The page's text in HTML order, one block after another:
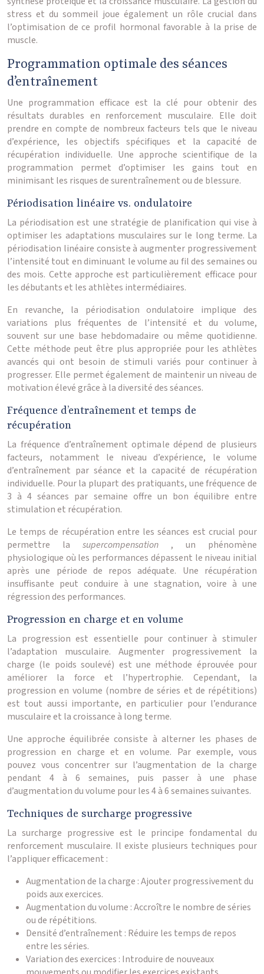
stress et du sommeil joue également un rôle crucial dans
l’optimisation de ce profil hormonal favorable à la prise de
muscle.
Programmation optimale des séances
d’entraînement
Une programmation efficace est la clé pour obtenir des
résultats durables en renforcement musculaire. Elle doit
prendre en compte de nombreux facteurs tels que le niveau
d’expérience, les objectifs spécifiques et la capacité de
récupération individuelle. Une approche scientifique de la
programmation permet d’optimiser les gains tout en
minimisant les risques de surentraînement ou de blessure.
Périodisation linéaire vs. ondulatoire
La périodisation est une stratégie de planification qui vise à
optimiser les adaptations musculaires sur le long terme. La
périodisation linéaire consiste à augmenter progressivement
l’intensité tout en diminuant le volume au fil des semaines ou
des mois. Cette approche est particulièrement efficace pour
les débutants et les athlètes intermédiaires.
En revanche, la périodisation ondulatoire implique des
variations plus fréquentes de l’intensité et du volume,
souvent sur une base hebdomadaire ou même quotidienne.
Cette méthode peut être plus appropriée pour les athlètes
avancés qui ont besoin de stimuli variés pour continuer à
progresser. Elle permet également de maintenir un niveau de
motivation élevé grâce à la diversité des séances.
Fréquence d’entraînement et temps de
récupération
La fréquence d’entraînement optimale dépend de plusieurs
facteurs, notamment le niveau d’expérience, le volume
d’entraînement par séance et la capacité de récupération
individuelle. Pour la plupart des pratiquants, une fréquence de
3 à 4 séances par semaine offre un bon équilibre entre
stimulation et récupération.
Le temps de récupération entre les séances est crucial pour
permettre la supercompensation , un phénomène
physiologique où les performances dépassent le niveau initial
après une période de repos adéquate. Une récupération
insuffisante peut conduire à une stagnation, voire à une
régression des performances.
Progression en charge et en volume
La progression est essentielle pour continuer à stimuler
l’adaptation musculaire. Augmenter progressivement la
charge (le poids soulevé) est une méthode éprouvée pour
améliorer la force et l’hypertrophie. Cependant, la
progression en volume (nombre de séries et de répétitions)
est tout aussi importante, en particulier pour l’endurance
musculaire et la croissance à long terme.
Une approche équilibrée consiste à alterner les phases de
progression en charge et en volume. Par exemple, vous
pouvez vous concentrer sur l’augmentation de la charge
pendant 4 à 6 semaines, puis passer à une phase
d’augmentation du volume pour les 4 à 6 semaines suivantes.
Techniques de surcharge progressive
La surcharge progressive est le principe fondamental du
renforcement musculaire. Il existe plusieurs techniques pour
l’appliquer efficacement :
Augmentation de la charge : Ajouter progressivement du
poids aux exercices.
Augmentation du volume : Accroître le nombre de séries
ou de répétitions.
Densité d’entraînement : Réduire les temps de repos
entre les séries.
Variation des exercices : Introduire de nouveaux